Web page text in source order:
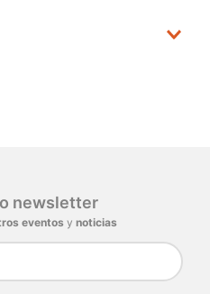
newsletter
eventos y noticias